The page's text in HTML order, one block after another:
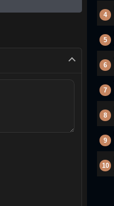
4
5
6
7
8
9
10